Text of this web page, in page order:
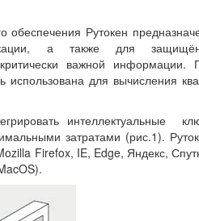
обеспечения Рутокен
а также для
важной информации.
для вычисления
интеллектуальные
затратами (рис.1).
Firefox, IE, Edge, Яндекс,